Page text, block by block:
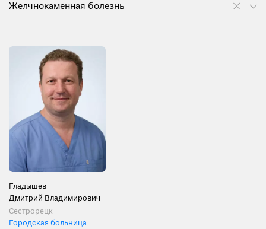
Желчнокаменная болезнь
Гладышев
Дмитрий Владимирович
Сестрорецк
Городская больница